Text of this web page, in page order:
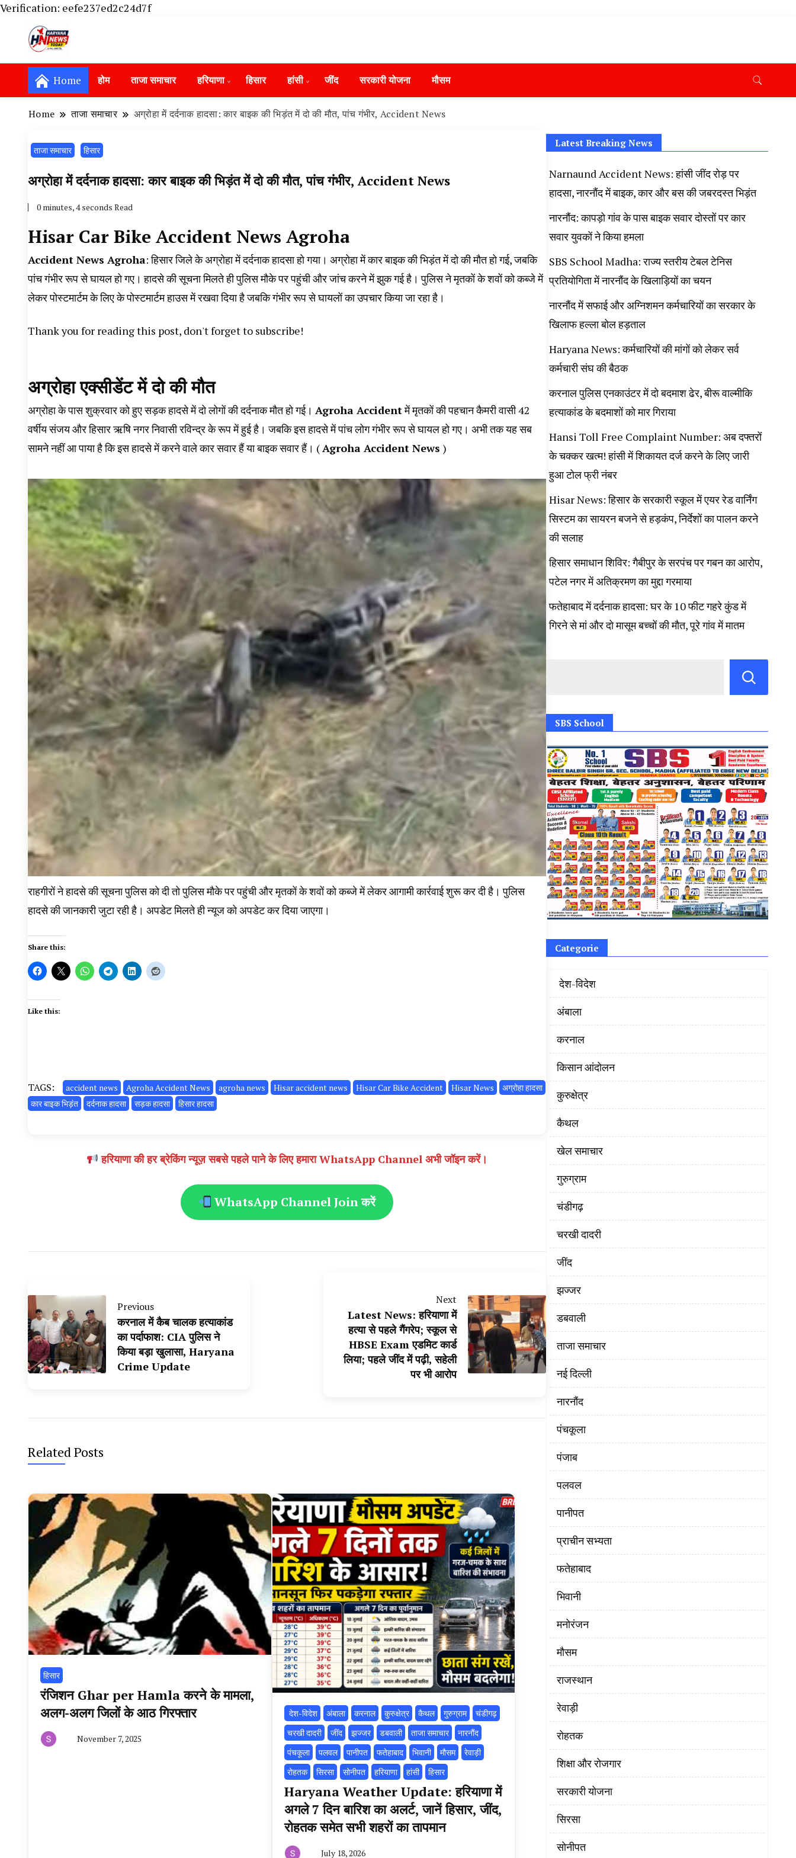
Verification: eefe237ed2c24d7f
Hansi News Today, Hisar Crime News Today, Narnaund News Live, Hansi News Live, Haryana ki Taaja Khabar, Haryana Crime News Today, Weather
Update in Haryana, Weather Alert in Haryana, Rain Alert in Haryana, Haryana Police Action, Haryana Porotet Update, Haryana Police Fir, Haryana
Portet Update News, Student Portest News, Kisan Protest News, AHN News, Abtak Haryana News,
Home होम ताजा समाचार हरियाणा हिसार हांसी ‌जींद सरकारी योजना मौसम
Home ताजा समाचार अग्रोहा में दर्दनाक हादसा: कार बाइक की भिड़ंत में दो की मौत, पांच गंभीर, Accident News
ताजा समाचार हिसार
अग्रोहा में दर्दनाक हादसा: कार बाइक की भिड़ंत में दो की मौत, पांच गंभीर, Accident News
0 minutes, 4 seconds Read
Hisar Car Bike Accident News Agroha
Accident News Agroha: हिसार जिले के अग्रोहा में दर्दनाक हादसा हो गया। अग्रोहा में कार बाइक की भिड़ंत में दो की मौत हो गई, जबकि
पांच गंभीर रूप से घायल हो गए। हादसे की सूचना मिलते ही पुलिस मौके पर पहुंची और जांच करने में झुक गई है। पुलिस ने मृतकों के शवों को कब्जे में
लेकर पोस्टमार्टम के लिए के पोस्टमार्टम हाउस में रखवा दिया है जबकि गंभीर रूप से घायलों का उपचार किया जा रहा है।
Thank you for reading this post, don't forget to subscribe!
अग्रोहा एक्सीडेंट में दो की मौत
अग्रोहा के पास शुक्रवार को हुए सड़क हादसे में दो लोगों की दर्दनाक मौत हो गई। Agroha Accidentमें मृतकों की पहचान कैमरी वासी 42
वर्षीय संजय और हिसार ऋषि नगर निवासी रविन्द्र के रूप में हुई है। जबकि इस हादसे में पांच लोग गंभीर रूप से घायल हो गए। अभी तक यह सब
सामने नहीं आ पाया है कि इस हादसे में करने वाले कार सवार हैं या बाइक सवार हैं। (Agroha Accident News )
राहगीरों ने हादसे की सूचना पुलिस को दी तो पुलिस मौके पर पहुंची और मृतकों के शवों को कब्जे में लेकर आगामी कार्रवाई शुरू कर दी है। पुलिस
हादसे की जानकारी जुटा रही है। अपडेट मिलते ही न्यूज को अपडेट कर दिया जाएगा।
Share this:
Like this:
TAGS: accident news Agroha Accident News agroha news Hisar accident news Hisar Car Bike Accident Hisar News
अग्रोहा हादसा
कार बाइक भिड़ंत
दर्दनाक हादसा सड़क हादसा हिसार हादसा
हरियाणा की हर ब्रेकिंग न्यूज़ सबसे पहले पाने के लिए हमारा WhatsApp Channel अभी जॉइन करें।
WhatsApp Channel Join करें
Previous
करनाल में कैब चालक हत्याकांड
का पर्दाफाश: CIA पुलिस ने
किया बड़ा खुलासा, Haryana
Crime Update
Next
Latest News: हरियाणा में
हत्या से पहले गैंगरेप; स्कूल से
HBSE Exam एडमिट कार्ड
लिया; पहले जींद में पढ़ी, सहेली
पर भी आरोप
Related Posts
हिसार
रंजिशन Ghar per Hamla करने के मामला,
अलग-अलग जिलों के आठ गिरफ्तार
November 7, 2025
‌ देश-विदेश अंबाला करनाल कुरुक्षेत्र कैथल गुरुग्राम
चंडीगढ़
चरखी दादरी
‌जींद झज्जर डबवाली ताजा समाचार
नारनौंद
पंचकूला
पलवल पानीपत फतेहाबाद भिवानी मौसम
रेवाड़ी
रोहतक
सिरसा सोनीपत हरियाणा हांसी हिसार
Haryana Weather Update: हरियाणा में
अगले 7 दिन बारिश का अलर्ट, जानें हिसार, जींद,
रोहतक समेत सभी शहरों का तापमान
July 18, 2026
Latest Breaking News
Narnaund Accident News: हांसी जींद रोड़ पर
हादसा, नारनौंद में बाइक, कार और बस की जबरदस्त भिड़ंत
नारनौंद: कापड़ो गांव के पास बाइक सवार दोस्तों पर कार
सवार युवकों ने किया हमला
SBS School Madha: राज्य स्तरीय टेबल टेनिस
प्रतियोगिता में नारनौंद के खिलाड़ियों का चयन
नारनौंद में सफाई और अग्निशमन कर्मचारियों का सरकार के
खिलाफ हल्ला बोल हड़ताल
Haryana News: कर्मचारियों की मांगों को लेकर सर्व
कर्मचारी संघ की बैठक
करनाल पुलिस एनकाउंटर में दो बदमाश ढेर, बीरू वाल्मीकि
हत्याकांड के बदमाशों को मार गिराया
Hansi Toll Free Complaint Number: अब दफ्तरों
के चक्कर खत्म! हांसी में शिकायत दर्ज करने के लिए जारी
हुआ टोल फ्री नंबर
Hisar News: हिसार के सरकारी स्कूल में एयर रेड वार्निंग
सिस्टम का सायरन बजने से हड़कंप, निर्देशों का पालन करने
की सलाह
हिसार समाधान शिविर: गैबीपुर के सरपंच पर गबन का आरोप,
पटेल नगर में अतिक्रमण का मुद्दा गरमाया
फतेहाबाद में दर्दनाक हादसा: घर के 10 फीट गहरे कुंड में
गिरने से मां और दो मासूम बच्चों की मौत, पूरे गांव में मातम
SBS School
Categorie
‌ देश-विदेश
अंबाला
करनाल
किसान आंदोलन
कुरुक्षेत्र
कैथल
खेल समाचार
गुरुग्राम
चंडीगढ़
चरखी दादरी
‌जींद
झज्जर
डबवाली
ताजा समाचार
नई दिल्ली
नारनौंद
पंचकूला
पंजाब
पलवल
पानीपत
प्राचीन सभ्यता
फतेहाबाद
भिवानी
मनोरंजन
मौसम
राजस्थान
रेवाड़ी
रोहतक
शिक्षा और रोजगार
सरकारी योजना
सिरसा
सोनीपत